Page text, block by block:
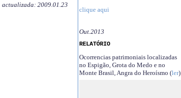
actualizada: 2009.01.23
clique aqui
Out.2013
RELATÓRIO
Ocorrencias patrimoniais localizadas
no Espigão, Grota do Medo e no
Monte Brasil, Angra do Heroísmo (ler)